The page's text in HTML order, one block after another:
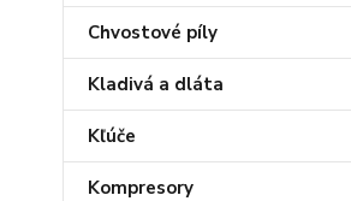
Chvostové píly
Kladivá a dláta
Kľúče
Kompresory